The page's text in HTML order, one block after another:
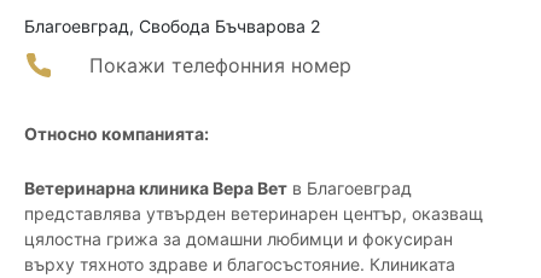
Благоевград, Свобода Бъчварова 2
Покажи телефонния номер
Относно компанията:
Ветеринарна клиника Вера Вет в Благоевград
представлява утвърден ветеринарен център, оказващ
цялостна грижа за домашни любимци и фокусиран
върху тяхното здраве и благосъстояние. Клиниката